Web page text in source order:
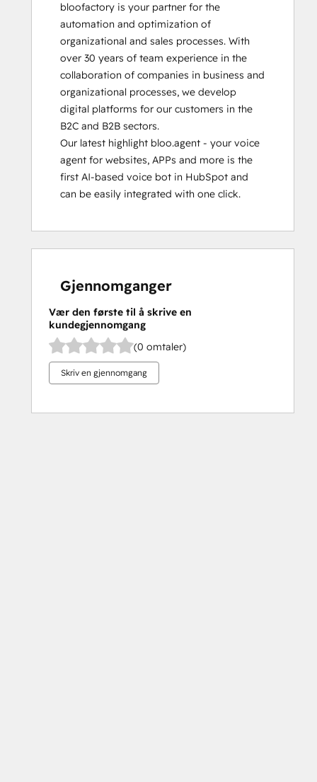
bloofactory is your partner for the
automation and optimization of
organizational and sales processes. With
over 30 years of team experience in the
collaboration of companies in business and
organizational processes, we develop
digital platforms for our customers in the
B2C and B2B sectors.
Our latest highlight bloo.agent - your voice
agent for websites, APPs and more is the
first AI-based voice bot in HubSpot and
can be easily integrated with one click.
Gjennomganger
Vær den første til å skrive en
kundegjennomgang
(0 omtaler)
Skriv en gjennomgang